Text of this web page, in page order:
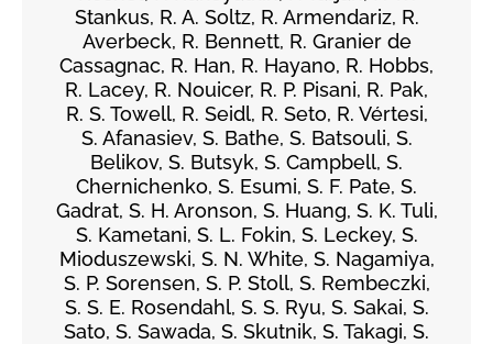
Stankus, R. A. Soltz, R. Armendariz, R.
Averbeck, R. Bennett, R. Granier de
Cassagnac, R. Han, R. Hayano, R. Hobbs,
R. Lacey, R. Nouicer, R. P. Pisani, R. Pak,
R. S. Towell, R. Seidl, R. Seto, R. Vértesi,
S. Afanasiev, S. Bathe, S. Batsouli, S.
Belikov, S. Butsyk, S. Campbell, S.
Chernichenko, S. Esumi, S. F. Pate, S.
Gadrat, S. H. Aronson, S. Huang, S. K. Tuli,
S. Kametani, S. L. Fokin, S. Leckey, S.
Mioduszewski, S. N. White, S. Nagamiya,
S. P. Sorensen, S. P. Stoll, S. Rembeczki,
S. S. E. Rosendahl, S. S. Ryu, S. Sakai, S.
Sato, S. Sawada, S. Skutnik, S. Takagi, S.